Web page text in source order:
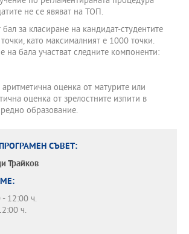
не се явяват на ТОП.
бал за класиране на кандидат-студентите
като максималният е 1000 точки.
бала участват следните компоненти:
оценка от матурите или
оценка от зрелостните изпити в
образование.
СЪВЕТ:
Трайков
12:00 ч.
ч.